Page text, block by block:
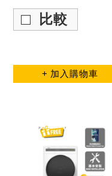
比較
+ 加入購物車